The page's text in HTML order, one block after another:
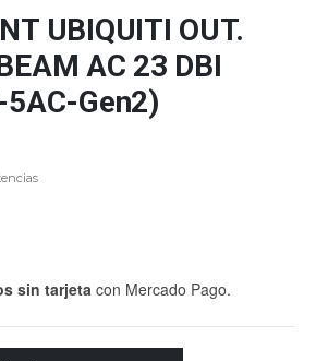
UBIQUITI OUT.
AC 23 DBI
5AC-Gen2)
sin tarjetacon Mercado Pago.